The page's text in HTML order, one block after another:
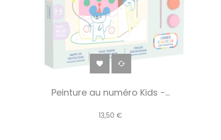
 
Peinture au numéro Kids -...
13,50 €